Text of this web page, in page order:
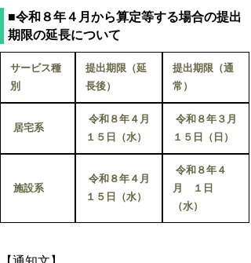
■令和８年４月から算定等する場合の提出
期限の延長について
サービス種
別
提出期限（延
長後）
提出期限（通
常）
居宅系
令和８年４月
１５日（水）
令和８年３月
１５日（日）
施設系
令和８年４月
１５日（水）
令和８年４
月 １日
（水）